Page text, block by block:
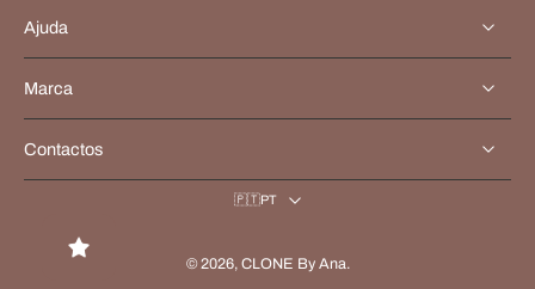
Ajuda
Marca
Contactos
🇵🇹PT
© 2026, CLONE By Ana.